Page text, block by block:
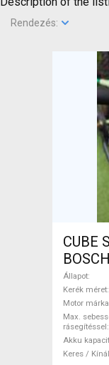
Rendezés:
CUBE
29"
Állapot
Kerék méret
Motor márka
Max.
rásegítéssel
Akku
Keres / Kínál